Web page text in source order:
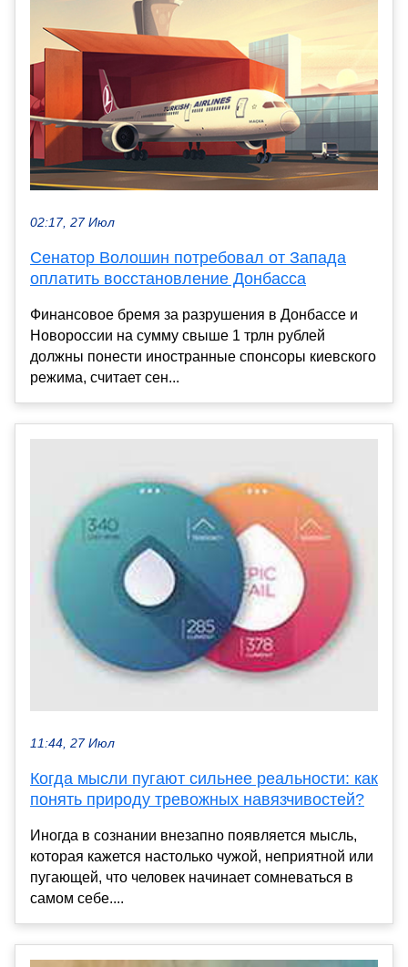
02:17, 27 Июл
Сенатор Волошин потребовал от Запада
оплатить восстановление Донбасса
Финансовое бремя за разрушения в Донбассе и
Новороссии на сумму свыше 1 трлн рублей
должны понести иностранные спонсоры киевского
режима, считает сен...
11:44, 27 Июл
Когда мысли пугают сильнее реальности: как
понять природу тревожных навязчивостей?
Иногда в сознании внезапно появляется мысль,
которая кажется настолько чужой, неприятной или
пугающей, что человек начинает сомневаться в
самом себе....